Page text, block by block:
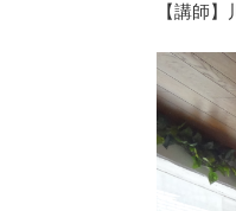
【講師